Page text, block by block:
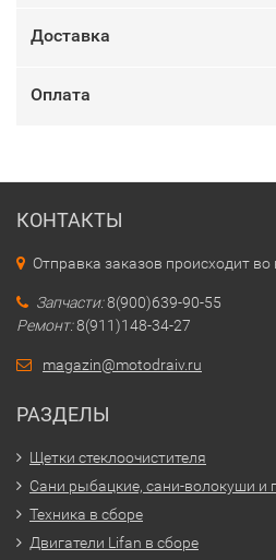
Доставка
Оплата
КОНТАКТЫ
Отправка заказов происходит во
Запчасти:8(900)639-90-55
Ремонт:8(911)148-34-27
magazin@motodraiv.ru
РАЗДЕЛЫ
Щетки стеклоочистителя
Сани рыбацкие, сани-волокуши и
Техника в сборе
Двигатели Lifan в сборе